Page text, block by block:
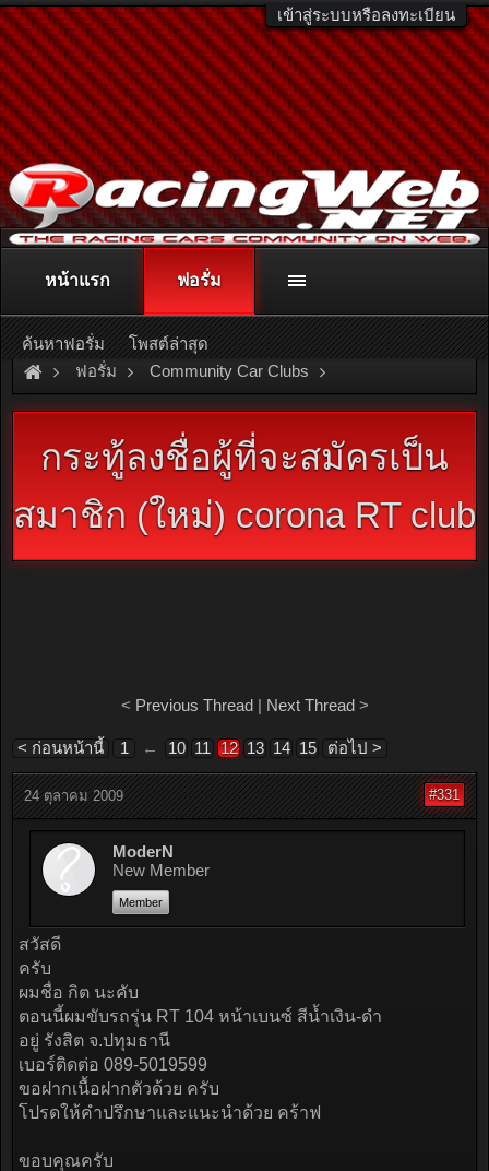
เข้าสู่ระบบหรือลงทะเบียน
ติดต่อลงโฆษณา racingweb@gmail.comหรือโทร. 081-811-1138
หรืออ่านรายละเอียดเพิ่มเติม คลิกที่นี่
ฟอรั่ม Community Car Clubs
Toyota Car Clubs RT Club
กระทู้ลงชื่อผู้ที่จะสมัครเป็น
สมาชิก (ใหม่) corona RT club
< Previous Thread| Next Thread>
< ก่อนหน้านี้ 1 ← 10 11 12 13 14 15 ต่อไป >
24 ตุลาคม 2009 #331
ModerN
New Member
Member
สวัสดี
ครับ
ผมชื่อ กิต นะคับ
ตอนนี้ผมขับรถรุ่น RT 104 หน้าเบนซ์ สีน้ำเงิน-ดำ
อยู่ รังสิต จ.ปทุมธานี
เบอร์ติดต่อ 089-5019599
ขอฝากเนื้อฝากตัวด้วย ครับ
โปรดให้คำปรึกษาและแนะนำด้วย คร้าฟ
ขอบคุณครับ
หน้าแรก ฟอรั่ม
ค้นหาฟอรั่ม โพสต์ล่าสุด